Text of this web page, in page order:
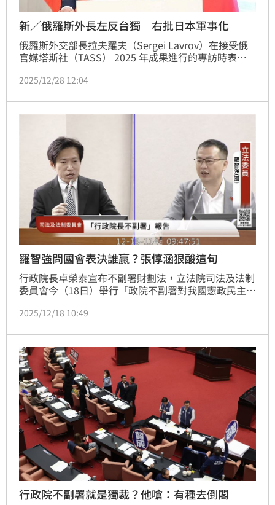
新／俄羅斯外長左反台獨 右批日本軍事化
俄羅斯外交部長拉夫羅夫（Sergei Lavrov）在接受俄
官媒塔斯社（TASS） 2025 年成果進行的專訪時表
示反對任何形式台獨，稱台灣是中國不可或缺的一部
2025/12/28 12:04
羅智強問國會表決誰贏？張惇涵狠酸這句
行政院長卓榮泰宣布不副署財劃法，立法院司法及法制
委員會今（18日）舉行「政院不副署對我國憲政民主之
詢時，問及行政院秘書長張惇涵「『不是表決多數贏就
少數服從多數，多數尊重少數，羅智強說，所以今天民
主表決誰贏？國會表決是誰贏？不是要尊重嗎？張惇涵
回嗆，「那人民投票誰贏？賴清德總統想表達的是多數
要尊重少數，我
2025/12/18 10:49
行政院不副署就是獨裁？他嗆：有種去倒閣